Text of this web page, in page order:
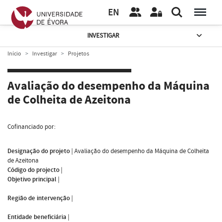
EN
INVESTIGAR
Início Investigar Projetos
Avaliação do desempenho da Máquina
de Colheita de Azeitona
Cofinanciado por:
Designação do projeto | Avaliação do desempenho da Máquina de Colheita
de Azeitona
Código do projecto |
Objetivo principal |
Região de intervenção |
Entidade beneficiária |